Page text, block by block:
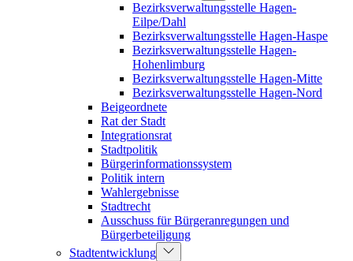
Bezirksverwaltungsstelle Hagen-
Eilpe/Dahl
Bezirksverwaltungsstelle Hagen-Haspe
Bezirksverwaltungsstelle Hagen-
Hohenlimburg
Bezirksverwaltungsstelle Hagen-Mitte
Bezirksverwaltungsstelle Hagen-Nord
Beigeordnete
Rat der Stadt
Integrationsrat
Stadtpolitik
Bürgerinformationssystem
Politik intern
Wahlergebnisse
Stadtrecht
Ausschuss für Bürgeranregungen und
Bürgerbeteiligung
Stadtentwicklung